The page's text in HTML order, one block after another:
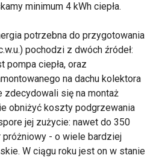
minimum 4 kWh ciepła.
potrzebna do przygotowania
pochodzi z dwóch źródeł:
pompa ciepła, oraz
na dachu kolektora
zdecydowali się na montaż
obniżyć koszty podgrzewania
jej zużycie: nawet do 350
- o wiele bardziej
W ciągu roku jest on w stanie